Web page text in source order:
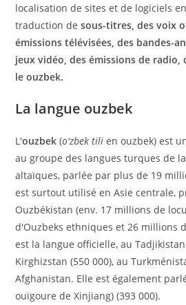
localisation de sites et de logiciels
traduction desous-titres, des voix
émissions télévisées, des bandes-
jeux vidéo, des émissions de radio,
le ouzbek.
La langue ouzbek
L'ouzbek (o'zbek tili en ouzbek) est
au groupe des langues turques de
altaïques, parlée par plus de 19
est surtout utilisé en Asie centrale,
Ouzbékistan (env. 17 millions de
d'Ouzbeks ethniques et 26 millions
est la langue officielle, au Tadjikistan
Kirghizstan (550 000), au
Afghanistan. Elle est également
ouïgoure de Xinjiang) (393 000).